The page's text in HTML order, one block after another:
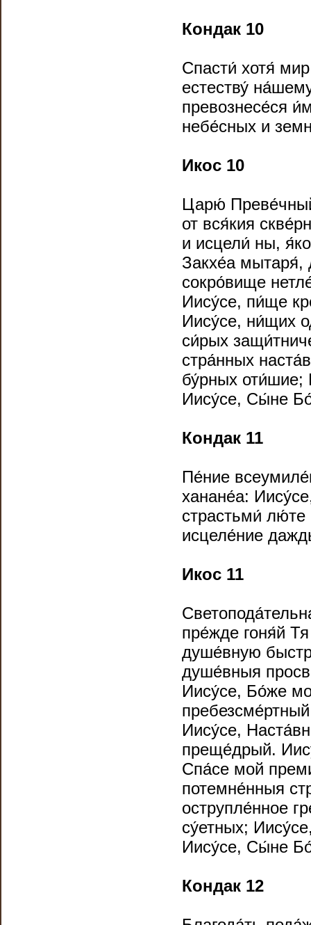
Кондак 10
Спасти́ хотя́
естеству́
превознесе́ся
небе́сных и
Икос 10
Царю́
от вся́кия
и исцели́ ны,
Закхе́а мытаря́,
сокро́вище
Иису́се, пи́ще
Иису́се, ни́щих
си́рых
стра́нных
бу́рных оти́шие;
Иису́се, Сы́не
Кондак 11
Пе́ние
ханане́а:
страстьми́
исцеле́ние
Икос 11
пре́жде гоня́й
душе́вную
душе́вныя
Иису́се, Бо́же
Иису́се,
преще́дрый.
Спа́се мой
потемне́нныя
острупле́нное
су́етных;
Иису́се, Сы́не
Кондак 12